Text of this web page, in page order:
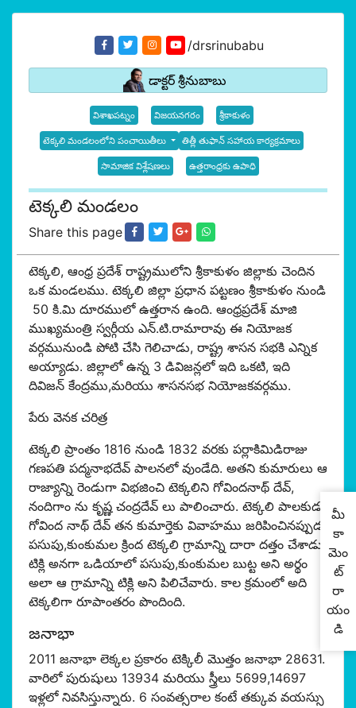
/drsrinubabu
డాక్టర్ శ్రీనుబాబు
విశాఖపట్నం విజయనగరం శ్రీకాకుళం
టెక్కలి మండలంలోని పంచాయితీలు తిత్లీ తుఫాన్ సహాయ కార్యక్రమాలు
సామాజిక విశ్లేషణలు ఉత్తరాంధ్రకు ఉపాధి
టెక్కలి మండలం
Share this page
టెక్కలి, ఆంధ్ర ప్రదేశ్ రాష్ట్రములోని శ్రీకాకుళం జిల్లాకు చెందిన
ఒక మండలము. టెక్కలి జిల్లా ప్రధాన పట్టణం శ్రీకాకుళం నుండి
50 కి.మి దూరములో ఉత్తరాన ఉంది. ఆంధ్రప్రదేశ్ మాజి
ముఖ్యమంత్రి స్వర్గీయ ఎన్.టి.రామారావు ఈ నియోజక
వర్గమునుండి పోటి చేసి గెలిచాడు, రాష్ట్ర శాసన సభకి ఎన్నిక
అయ్యాడు. జిల్లాలో ఉన్న 3 డివిజన్లలో ఇది ఒకటి, ఇది
దివిజన్ కేంద్రము,మరియు శాసనసభ నియోజకవర్గము.
పేరు వెనక చరిత్ర
టెక్కలి ప్రాంతం 1816 నుండి 1832 వరకు పర్లాకిమిడిరాజు
గణపతి పద్మనాభదేవ్ పాలనలో వుండేది. అతని కుమారులు ఆ
రాజ్యాన్ని రెండుగా విభజించి టెక్కలిని గోవిందనాథ్ దేవ్,
నందిగాం ను కృష్ణ చంద్రదేవ్ లు పాలించారు. టెక్కలి పాలకుడు
గోవింద నాథ్ దేవ్ తన కుమార్తెకు వివాహము జరిపించినప్పుడు
పసుపు,కుంకుమల క్రింద టెక్కలి గ్రామాన్ని దారా దత్తం చేశాడు.
టిక్లి అనగా ఒడియాలో పసుపు,కుంకుమల బుట్ట అని అర్థం
అలా ఆ గ్రామాన్ని టిక్లి అని పిలిచేవారు. కాల క్రమంలో అది
టెక్కలిగా రూపాంతరం పొందింది.
జనాభా
2011 జనాభా లెక్కల ప్రకారం టెక్కిలీ మొత్తం జనాభా 28631.
వారిలో పురుషులు 13934 మరియు స్త్రీలు 5699,14697
ఇళ్లలో నివసిస్తున్నారు. 6 సంవత్సరాల కంటే తక్కువ వయస్సు
మీ
కా
మెం
ట్
రా
యం
డి